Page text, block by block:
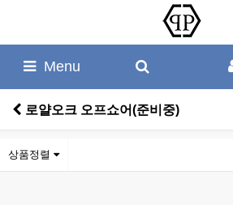
Menu
로얄오크 오프쇼어(준비중)
상품정렬